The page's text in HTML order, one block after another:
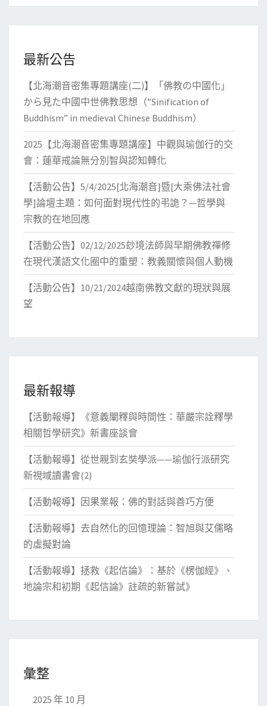
最新公告
【北海潮音密集專題講座(二)】「佛教の中國化」
から見た中國中世佛教思想（”Sinification of
Buddhism” in medieval Chinese Buddhism）
2025【北海潮音密集專題講座】中觀與瑜伽行的交
會：蓮華戒論無分別智與認知轉化
【活動公告】5/4/2025[北海潮音]暨[大乘佛法社會
學]論壇主題：如何面對現代性的弔詭？—哲學與
宗教的在地回應
【活動公告】02/12/2025玅境法師與早期佛教禪修
在現代漢語文化圈中的重塑：教義關懷與個人動機
【活動公告】10/21/2024越南佛教文獻的現狀與展
望
最新報導
【活動報導】《意義闡釋與時間性：華嚴宗詮釋學
相關哲學研究》新書座談會
【活動報導】從世親到玄奘學派——瑜伽行派研究
新視域讀書會(2)
【活動報導】因果業報：佛的對話與善巧方便
【活動報導】去自然化的回憶理論：智旭與艾儒略
的虛擬對論
【活動報導】拯救《起信論》：基於《楞伽經》、
地論宗和初期《起信論》註疏的新嘗試》
彙整
2025 年 10 月